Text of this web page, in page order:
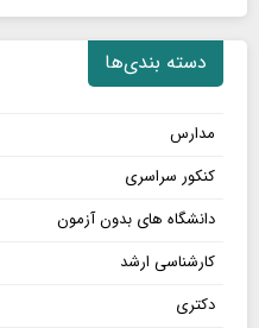
دسته بندی‌ها
مدارس
کنکور سراسری
دانشگاه های بدون آزمون
کارشناسی ارشد
دکتری